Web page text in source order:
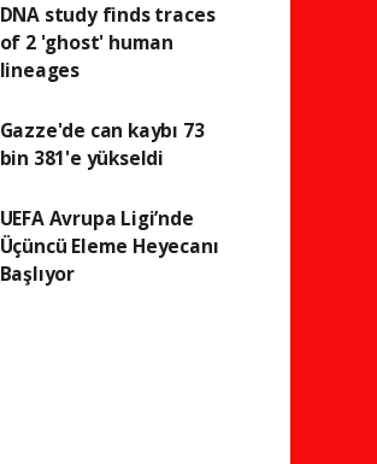
DNA study finds traces
of 2 'ghost' human
lineages
Gazze'de can kaybı 73
bin 381'e yükseldi
UEFA Avrupa Ligi’nde
Üçüncü Eleme Heyecanı
Başlıyor